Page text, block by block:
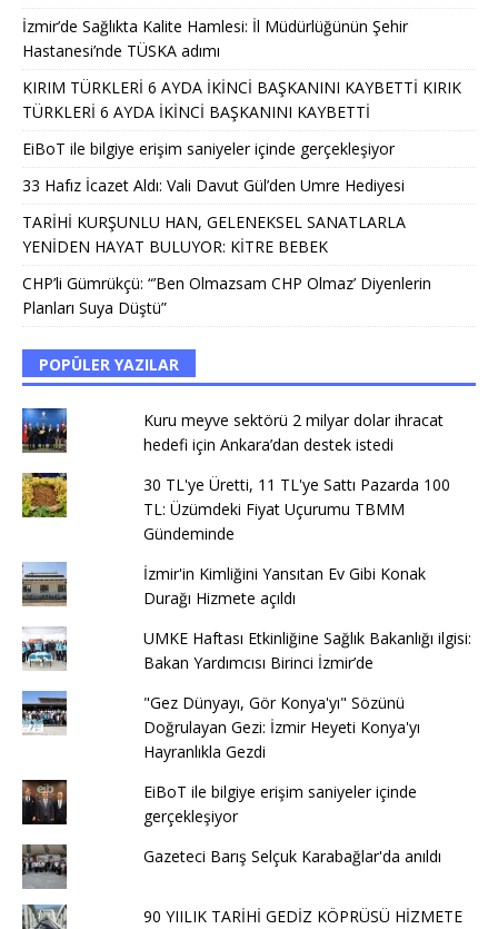
İzmir’de Sağlıkta Kalite Hamlesi: İl Müdürlüğünün Şehir
Hastanesi’nde TÜSKA adımı
KIRIM TÜRKLERİ 6 AYDA İKİNCİ BAŞKANINI KAYBETTİ KIRIK
TÜRKLERİ 6 AYDA İKİNCİ BAŞKANINI KAYBETTİ
EiBoT ile bilgiye erişim saniyeler içinde gerçekleşiyor
33 Hafız İcazet Aldı: Vali Davut Gül’den Umre Hediyesi
TARİHİ KURŞUNLU HAN, GELENEKSEL SANATLARLA
YENİDEN HAYAT BULUYOR: KİTRE BEBEK
CHP’li Gümrükçü: “’Ben Olmazsam CHP Olmaz’ Diyenlerin
Planları Suya Düştü”
POPÜLER YAZILAR
Kuru meyve sektörü 2 milyar dolar ihracat
hedefi için Ankara’dan destek istedi
30 TL'ye Üretti, 11 TL'ye Sattı Pazarda 100
TL: Üzümdeki Fiyat Uçurumu TBMM
Gündeminde
İzmir'in Kimliğini Yansıtan Ev Gibi Konak
Durağı Hizmete açıldı
UMKE Haftası Etkinliğine Sağlık Bakanlığı ilgisi:
Bakan Yardımcısı Birinci İzmir’de
"Gez Dünyayı, Gör Konya'yı" Sözünü
Doğrulayan Gezi: İzmir Heyeti Konya'yı
Hayranlıkla Gezdi
EiBoT ile bilgiye erişim saniyeler içinde
gerçekleşiyor
Gazeteci Barış Selçuk Karabağlar'da anıldı
90 YIILIK TARİHİ GEDİZ KÖPRÜSÜ HİZMETE